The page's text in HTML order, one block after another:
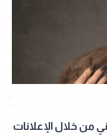
من خلال الإعلانات